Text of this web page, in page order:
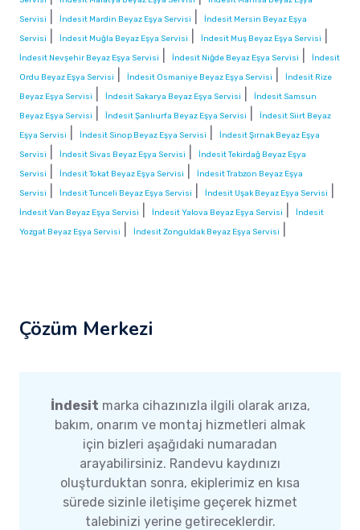
Servisi
İndesit Mardin Beyaz Eşya Servisi
İndesit Mersin Beyaz Eşya
Servisi
İndesit Muğla Beyaz Eşya Servisi İndesit Muş Beyaz Eşya Servisi
İndesit Nevşehir Beyaz Eşya Servisi İndesit Niğde Beyaz Eşya Servisi
İndesit
Ordu Beyaz Eşya Servisi
İndesit Osmaniye Beyaz Eşya Servisi
İndesit Rize
Beyaz Eşya Servisi
İndesit Sakarya Beyaz Eşya Servisi
İndesit Samsun
Beyaz Eşya Servisi
İndesit Şanlıurfa Beyaz Eşya Servisi
İndesit Siirt Beyaz
Eşya Servisi
İndesit Sinop Beyaz Eşya Servisi
İndesit Şırnak Beyaz Eşya
Servisi
İndesit Sivas Beyaz Eşya Servisi
İndesit Tekirdağ Beyaz Eşya
Servisi
İndesit Tokat Beyaz Eşya Servisi
İndesit Trabzon Beyaz Eşya
Servisi
İndesit Tunceli Beyaz Eşya Servisi İndesit Uşak Beyaz Eşya Servisi
İndesit Van Beyaz Eşya Servisi İndesit Yalova Beyaz Eşya Servisi
İndesit
Yozgat Beyaz Eşya Servisi
İndesit Zonguldak Beyaz Eşya Servisi
Çözüm Merkezi
İndesit marka cihazınızla ilgili olarak arıza,
bakım, onarım ve montaj hizmetleri almak
için bizleri aşağıdaki numaradan
arayabilirsiniz. Randevu kaydınızı
oluşturduktan sonra, ekiplerimiz en kısa
sürede sizinle iletişime geçerek hizmet
talebinizi yerine getireceklerdir.